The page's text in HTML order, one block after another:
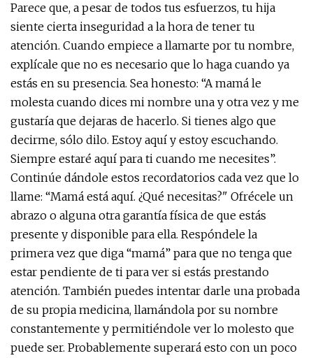
Parece que, a pesar de todos tus esfuerzos, tu hija
siente cierta inseguridad a la hora de tener tu
atención. Cuando empiece a llamarte por tu nombre,
explícale que no es necesario que lo haga cuando ya
estás en su presencia. Sea honesto: “A mamá le
molesta cuando dices mi nombre una y otra vez y me
gustaría que dejaras de hacerlo. Si tienes algo que
decirme, sólo dilo. Estoy aquí y estoy escuchando.
Siempre estaré aquí para ti cuando me necesites”.
Continúe dándole estos recordatorios cada vez que lo
llame: “Mamá está aquí. ¿Qué necesitas?" Ofrécele un
abrazo o alguna otra garantía física de que estás
presente y disponible para ella. Respóndele la
primera vez que diga “mamá” para que no tenga que
estar pendiente de ti para ver si estás prestando
atención. También puedes intentar darle una probada
de su propia medicina, llamándola por su nombre
constantemente y permitiéndole ver lo molesto que
puede ser. Probablemente superará esto con un poco